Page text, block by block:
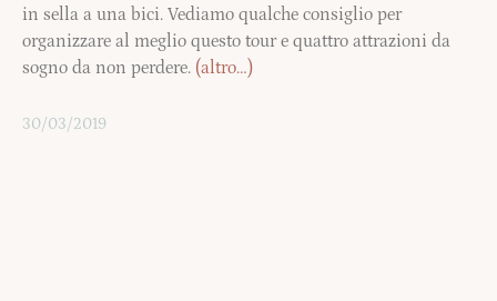
in sella a una bici. Vediamo qualche consiglio per
organizzare al meglio questo tour e quattro attrazioni da
sogno da non perdere. (altro…)
30/03/2019